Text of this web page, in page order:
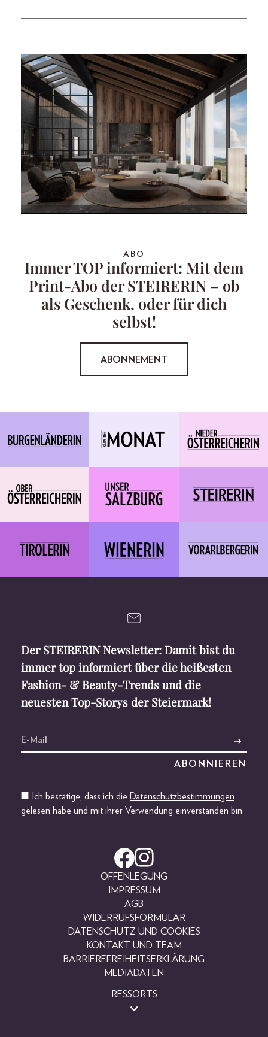
ABO
Immer TOP informiert: Mit dem
Print-Abo der STEIRERIN – ob
als Geschenk, oder für dich
selbst!
ABONNEMENT
Der STEIRERIN Newsletter: Damit bist du
immer top informiert über die heißesten
Fashion- & Beauty-Trends und die
neuesten Top-Storys der Steiermark!
Ich bestätige, dass ich die Datenschutzbestimmungen
gelesen habe und mit ihrer Verwendung einverstanden bin.
OFFENLEGUNG
IMPRESSUM
AGB
WIDERRUFSFORMULAR
DATENSCHUTZ UND COOKIES
KONTAKT UND TEAM
BARRIEREFREIHEITSERKLÄRUNG
MEDIADATEN
RESSORTS